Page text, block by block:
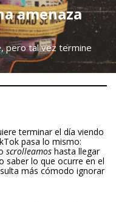
amenaza
pero tal vez termine
terminar el día viendo
pasa lo mismo:
scrolleamos hasta llegar
saber lo que ocurre en el
más cómodo ignorar